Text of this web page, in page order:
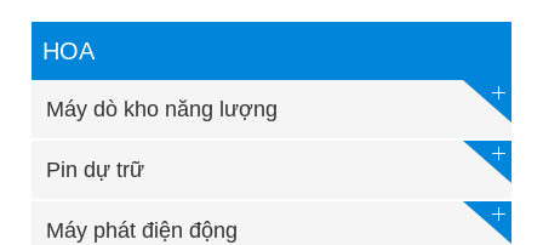
HOA
Máy dò kho năng lượng
Pin dự trữ
Máy phát điện động